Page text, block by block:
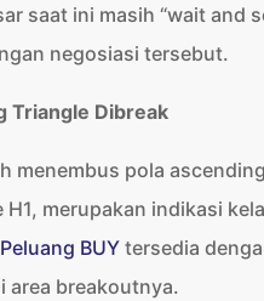
saat ini masih “wait and
negosiasi tersebut.
Triangle Dibreak
menembus pola
H1, merupakan indikasi
Peluang BUY tersedia
area breakoutnya.